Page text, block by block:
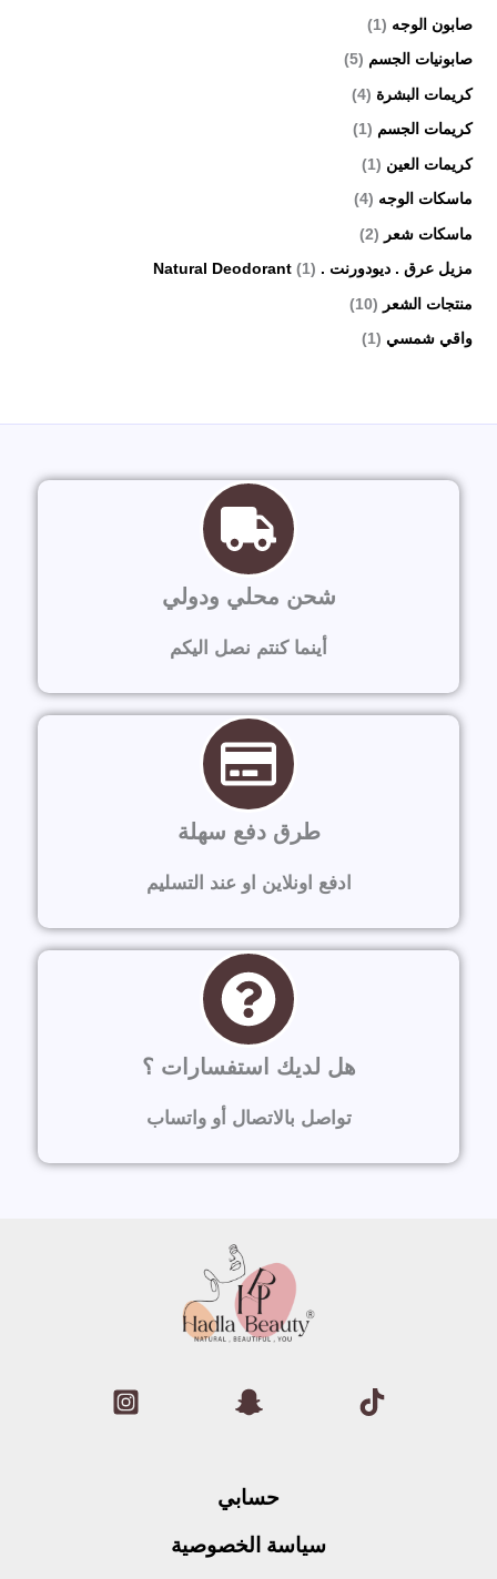
صابون الوجه (1)
صابونيات الجسم (5)
كريمات البشرة (4)
كريمات الجسم (1)
كريمات العين (1)
ماسكات الوجه (4)
ماسكات شعر (2)
مزيل عرق . ديودورنت . Natural Deodorant (1)
منتجات الشعر (10)
واقي شمسي (1)
شحن محلي ودولي
أينما كنتم نصل اليكم
طرق دفع سهلة
ادفع اونلاين او عند التسليم
هل لديك استفسارات ؟
تواصل بالاتصال أو واتساب
حسابي
سياسة الخصوصية